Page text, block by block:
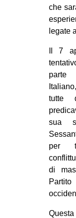
che
legate
Il 7
parte
tutte
sua
per
di